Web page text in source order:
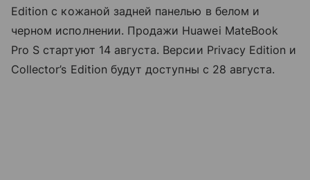
Edition с кожаной задней панелью в белом и
черном исполнении. Продажи Huawei MateBook
Pro S стартуют 14 августа. Версии Privacy Edition и
Collector’s Edition будут доступны с 28 августа.